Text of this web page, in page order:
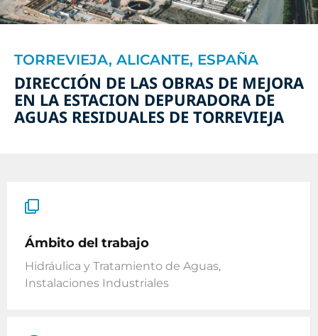
TORREVIEJA, ALICANTE, ESPAÑA
DIRECCIÓN DE LAS OBRAS DE MEJORA
EN LA ESTACION DEPURADORA DE
AGUAS RESIDUALES DE TORREVIEJA
Ámbito del trabajo
Hidráulica y Tratamiento de Aguas,
Instalaciones Industriales